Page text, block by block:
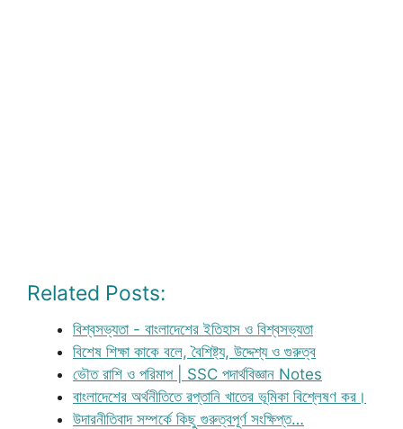
Related Posts:
বিশ্বসভ্যতা - বাংলাদেশের ইতিহাস ও বিশ্বসভ্যতা
বিশেষ শিক্ষা কাকে বলে, বৈশিষ্ট্য, উদ্দেশ্য ও গুরুত্ব
ভৌত রাশি ও পরিমাপ | SSC পদার্থবিজ্ঞান Notes
বাংলাদেশের অর্থনীতিতে রপ্তানি খাতের ভূমিকা বিশ্লেষণ কর।
উদারনীতিবাদ সম্পর্কে কিছু গুরুত্বপূর্ণ সংক্ষিপ্ত…